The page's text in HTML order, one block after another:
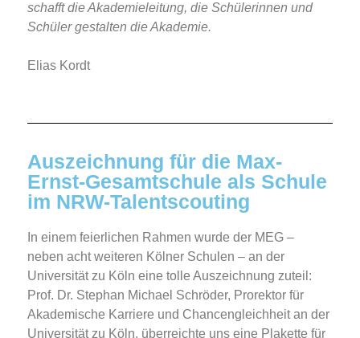
schafft die Akademieleitung, die Schülerinnen und
Schüler gestalten die Akademie.
Elias Kordt
Auszeichnung für die Max-
Ernst-Gesamtschule als Schule
im NRW-Talentscouting
In einem feierlichen Rahmen wurde der MEG –
neben acht weiteren Kölner Schulen – an der
Universität zu Köln eine tolle Auszeichnung zuteil:
Prof. Dr. Stephan Michael Schröder, Prorektor für
Akademische Karriere und Chancengleichheit an der
Universität zu Köln, überreichte uns eine Plakette für